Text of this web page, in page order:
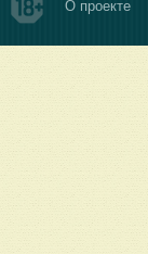
О проекте